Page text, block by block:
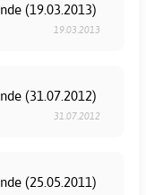
(19.03.2013)
19.03.2013
(31.07.2012)
31.07.2012
(25.05.2011)